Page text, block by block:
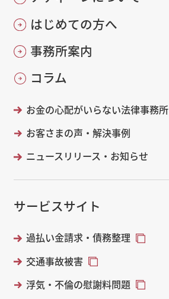
はじめての方へ
事務所案内
コラム
お金の心配がいらない法律事務所
お客さまの声・解決事例
ニュースリリース・お知らせ
サービスサイト
過払い金請求・債務整理
交通事故被害
浮気・不倫の慰謝料問題